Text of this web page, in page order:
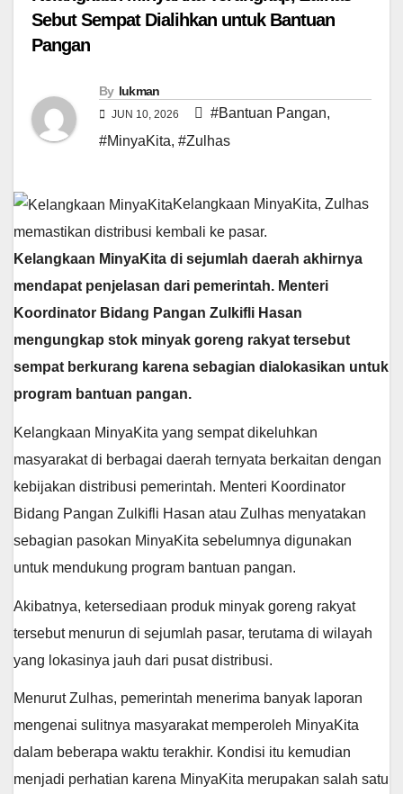
Sebut Sempat Dialihkan untuk Bantuan
Pangan
By lukman
JUN 10, 2026 #Bantuan Pangan,
#MinyaKita, #Zulhas
Kelangkaan MinyaKita, Zulhas
memastikan distribusi kembali ke pasar.
Kelangkaan MinyaKita di sejumlah daerah akhirnya
mendapat penjelasan dari pemerintah. Menteri
Koordinator Bidang Pangan Zulkifli Hasan
mengungkap stok minyak goreng rakyat tersebut
sempat berkurang karena sebagian dialokasikan untuk
program bantuan pangan.
Kelangkaan MinyaKita yang sempat dikeluhkan
masyarakat di berbagai daerah ternyata berkaitan dengan
kebijakan distribusi pemerintah. Menteri Koordinator
Bidang Pangan Zulkifli Hasan atau Zulhas menyatakan
sebagian pasokan MinyaKita sebelumnya digunakan
untuk mendukung program bantuan pangan.
Akibatnya, ketersediaan produk minyak goreng rakyat
tersebut menurun di sejumlah pasar, terutama di wilayah
yang lokasinya jauh dari pusat distribusi.
Menurut Zulhas, pemerintah menerima banyak laporan
mengenai sulitnya masyarakat memperoleh MinyaKita
dalam beberapa waktu terakhir. Kondisi itu kemudian
menjadi perhatian karena MinyaKita merupakan salah satu